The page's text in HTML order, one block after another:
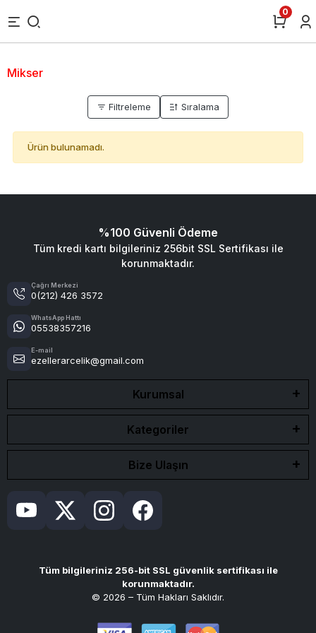
0
Mikser
Filtreleme Sıralama
Ürün bulunamadı.
%100 Güvenli Ödeme
Tüm kredi kartı bilgileriniz 256bit SSL Sertifikası ile
korunmaktadır.
Çağrı Merkezi
0(212) 426 3572
WhatsApp Hattı
05538357216
E-mail
ezellerarcelik@gmail.com
Kurumsal
Kategoriler
Bize Ulaşın
Tüm bilgileriniz 256-bit SSL güvenlik sertifikası ile
korunmaktadır.
© 2026 – Tüm Hakları Saklıdır.